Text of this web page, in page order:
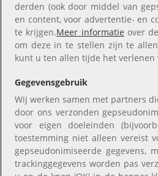
derden (ook door middel van
en content, voor advertentie- en
te krijgen.Meer informatie over
om deze in te stellen zijn te
kunt u ten allen tijde het verlenen
Gegevensgebruik
Wij werken samen met partners
door ons verzonden
voor eigen doeleinden
toestemming niet alleen vereist
gepseudonimiseerde gegevens,
trackinggegevens worden pas